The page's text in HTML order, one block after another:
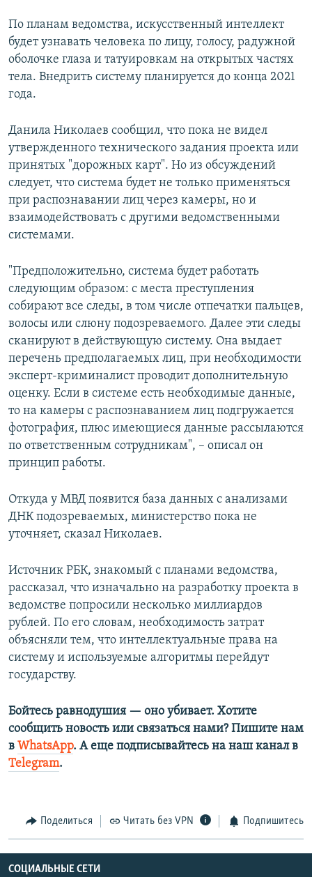
По планам ведомства, искусственный интеллект
будет узнавать человека по лицу, голосу, радужной
оболочке глаза и татуировкам на открытых частях
тела. Внедрить систему планируется до конца 2021
года.
Данила Николаев сообщил, что пока не видел
утвержденного технического задания проекта или
принятых "дорожных карт". Но из обсуждений
следует, что система будет не только применяться
при распознавании лиц через камеры, но и
взаимодействовать с другими ведомственными
системами.
"Предположительно, система будет работать
следующим образом: с места преступления
собирают все следы, в том числе отпечатки пальцев,
волосы или слюну подозреваемого. Далее эти следы
сканируют в действующую систему. Она выдает
перечень предполагаемых лиц, при необходимости
эксперт-криминалист проводит дополнительную
оценку. Если в системе есть необходимые данные,
то на камеры с распознаванием лиц подгружается
фотография, плюс имеющиеся данные рассылаются
по ответственным сотрудникам", – описал он
принцип работы.
Откуда у МВД появится база данных с анализами
ДНК подозреваемых, министерство пока не
уточняет, сказал Николаев.
Источник РБК, знакомый с планами ведомства,
рассказал, что изначально на разработку проекта в
ведомстве попросили несколько миллиардов
рублей. По его словам, необходимость затрат
объясняли тем, что интеллектуальные права на
систему и используемые алгоритмы перейдут
государству.
Бойтесь равнодушия — оно убивает. Хотите
сообщить новость или связаться нами? Пишите нам
в WhatsApp. А еще подписывайтесь на наш канал в
Telegram.
Поделиться Читать без VPN Подпишитесь
СОЦИАЛЬНЫЕ СЕТИ